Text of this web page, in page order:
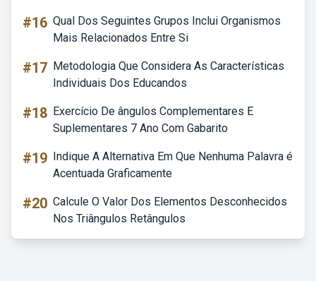
#16 Qual Dos Seguintes Grupos Inclui Organismos
Mais Relacionados Entre Si
#17 Metodologia Que Considera As Características
Individuais Dos Educandos
#18 Exercício De ângulos Complementares E
Suplementares 7 Ano Com Gabarito
#19 Indique A Alternativa Em Que Nenhuma Palavra é
Acentuada Graficamente
#20 Calcule O Valor Dos Elementos Desconhecidos
Nos Triângulos Retângulos